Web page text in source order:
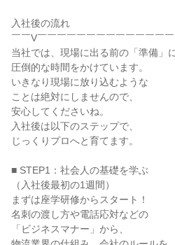
入社後の流れ
￣￣V￣￣￣￣￣￣￣￣￣￣￣￣￣
当社では、現場に出る前の「準備」
圧倒的な時間をかけています。
いきなり現場に放り込むような
ことは絶対にしませんので、
安心してくださいね。
入社後は以下のステップで、
じっくりプロへと育てます。
■ STEP1：社会人の基礎を学ぶ
（入社後最初の1週間）
まずは座学研修からスタート！
名刺の渡し方や電話応対などの
「ビジネスマナー」から、